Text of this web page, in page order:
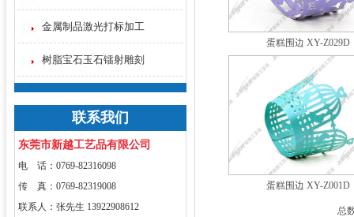
金属制品激光打标加工
树脂宝石玉石镭射雕刻
联系我们
东莞市新越工艺品有限公司
电 话：0769-82316098
传 真：0769-82319008
联系人：张先生 13922908612
蛋糕围边 XY-Z029D
蛋糕围边 XY-Z001D
总